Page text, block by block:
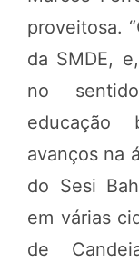
proveitosa.
da SMDE,
no
educação
avanços na
do Sesi
em várias
de